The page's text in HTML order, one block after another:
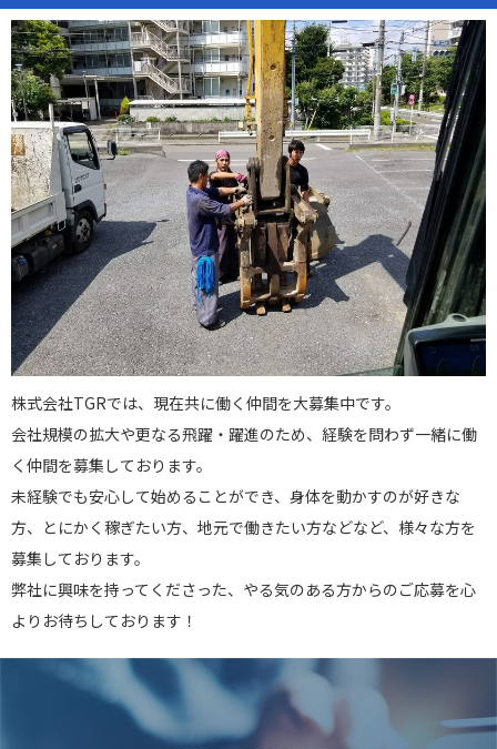
株式会社TGRでは、現在共に働く仲間を大募集中です。
会社規模の拡大や更なる飛躍・躍進のため、経験を問わず一緒に働
く仲間を募集しております。
未経験でも安心して始めることができ、身体を動かすのが好きな
方、とにかく稼ぎたい方、地元で働きたい方などなど、様々な方を
募集しております。
弊社に興味を持ってくださった、やる気のある方からのご応募を心
よりお待ちしております！